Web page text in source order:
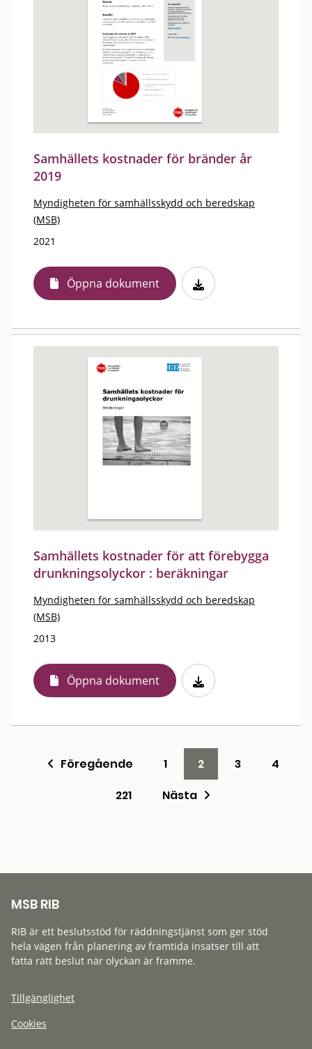
Samhällets kostnader för bränder år
2019
Myndigheten för samhällsskydd och beredskap
(MSB)
2021
Öppna dokument
Samhällets kostnader för att förebygga
drunkningsolyckor : beräkningar
Myndigheten för samhällsskydd och beredskap
(MSB)
2013
Öppna dokument
Föregående 1 2 3
4
221
Nästa
MSB RIB
RIB är ett beslutsstöd för räddningstjänst som ger stöd
hela vägen från planering av framtida insatser till att
fatta rätt beslut när olyckan är framme.
Tillgänglighet
Cookies